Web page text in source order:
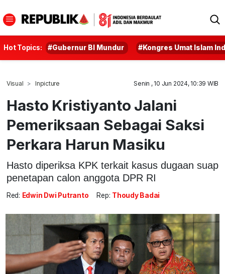
Hot Topics: #Gubernur BI Mundur #Kongres Umat Islam
Visual Inpicture Senin , 10 Jun 2024, 10:39 WIB
Hasto Kristiyanto Jalani
Pemeriksaan Sebagai Saksi
Perkara Harun Masiku
Hasto diperiksa KPK terkait kasus dugaan suap
penetapan calon anggota DPR RI
Red: Edwin Dwi Putranto Rep: Thoudy Badai